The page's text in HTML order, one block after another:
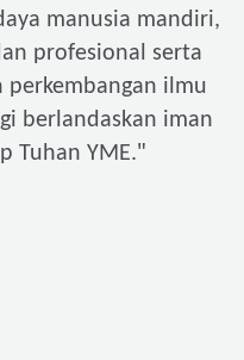
manusia mandiri,
profesional serta
perkembangan ilmu
berlandaskan iman
Tuhan YME."